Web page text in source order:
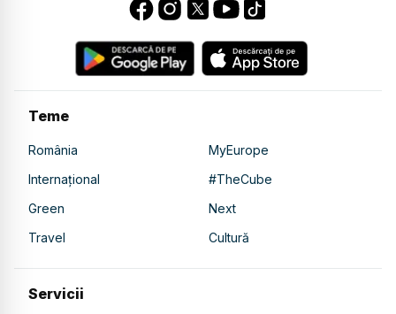
Teme
România
MyEurope
Internațional
#TheCube
Green
Next
Travel
Cultură
Servicii